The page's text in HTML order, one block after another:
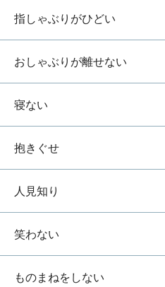
指しゃぶりがひどい
おしゃぶりが離せない
寝ない
抱きぐせ
人見知り
笑わない
ものまねをしない